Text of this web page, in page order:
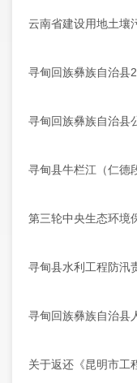
云南省建设用地土壤
寻甸回族彝族自治县
寻甸回族彝族自治县
寻甸县牛栏江（仁德
第三轮中央生态环境
寻甸县水利工程防汛
寻甸回族彝族自治县
关于返还《昆明市工